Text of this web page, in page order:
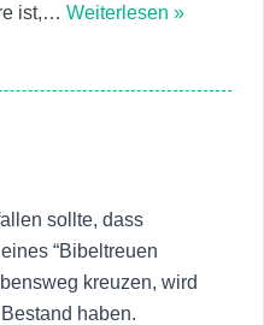
ist,… Weiterlesen »
sollte, dass
“Bibeltreuen
kreuzen, wird
haben.